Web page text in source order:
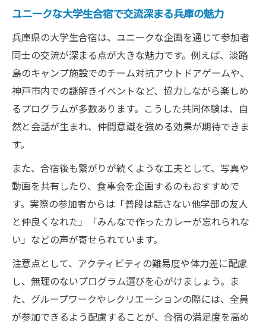
ユニークな大学生合宿で交流深まる兵庫の魅力
兵庫県の大学生合宿は、ユニークな企画を通じて参加者
同士の交流が深まる点が大きな魅力です。例えば、淡路
島のキャンプ施設でのチーム対抗アウトドアゲームや、
神戸市内での謎解きイベントなど、協力しながら楽しめ
るプログラムが多数あります。こうした共同体験は、自
然と会話が生まれ、仲間意識を強める効果が期待できま
す。
また、合宿後も繋がりが続くような工夫として、写真や
動画を共有したり、食事会を企画するのもおすすめで
す。実際の参加者からは「普段は話さない他学部の友人
と仲良くなれた」「みんなで作ったカレーが忘れられな
い」などの声が寄せられています。
注意点として、アクティビティの難易度や体力差に配慮
し、無理のないプログラム選びを心がけましょう。ま
た、グループワークやレクリエーションの際には、全員
が参加できるよう配慮することが、合宿の満足度を高め